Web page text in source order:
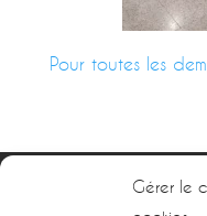
Gérer le
Pour toutes les